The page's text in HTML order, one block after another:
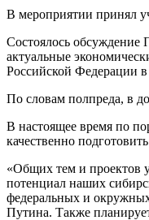
В мероприятии принял
Состоялось обсуждение
актуальные
Российской Федерации
По словам полпреда, в
В настоящее время по
качественно
«Общих тем и проектов
потенциал наших
федеральных и
Путина. Также